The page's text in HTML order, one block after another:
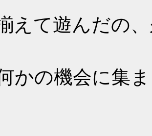
えて遊んだの
かの機会に集